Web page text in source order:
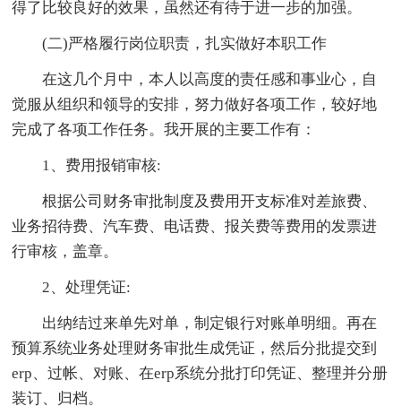
得了比较良好的效果，虽然还有待于进一步的加强。
(二)严格履行岗位职责，扎实做好本职工作
在这几个月中，本人以高度的责任感和事业心，自
觉服从组织和领导的安排，努力做好各项工作，较好地
完成了各项工作任务。我开展的主要工作有：
1、费用报销审核:
根据公司财务审批制度及费用开支标准对差旅费、
业务招待费、汽车费、电话费、报关费等费用的发票进
行审核，盖章。
2、处理凭证:
出纳结过来单先对单，制定银行对账单明细。再在
预算系统业务处理财务审批生成凭证，然后分批提交到
erp、过帐、对账、在erp系统分批打印凭证、整理并分册
装订、归档。